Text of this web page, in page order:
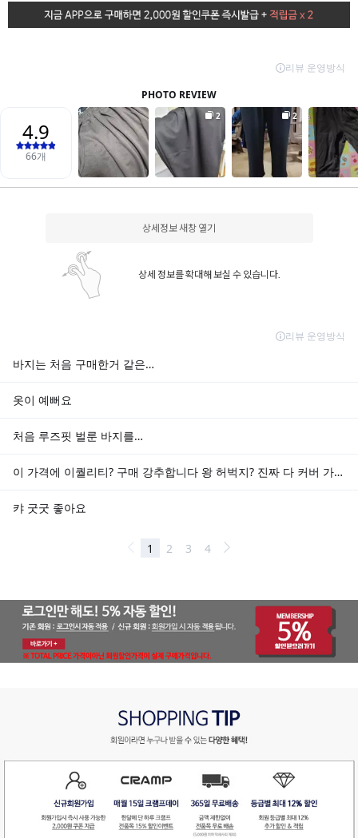
상세정보 새창 열기
상세 정보를 확대해 보실 수 있습니다.